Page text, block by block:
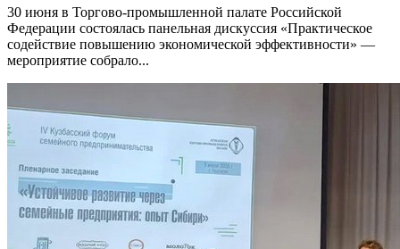
30 июня в Торгово-промышленной палате Российской
Федерации состоялась панельная дискуссия «Практическое
содействие повышению экономической эффективности» —
мероприятие собрало...